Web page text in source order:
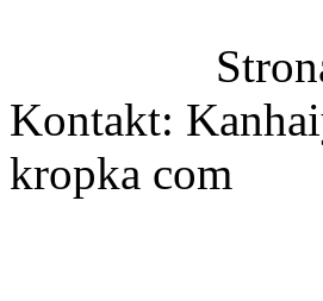
Kontakt:
kropka com